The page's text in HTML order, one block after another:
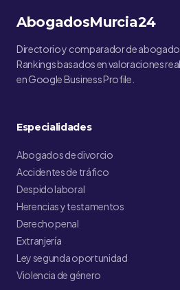
AbogadosMurcia24
Directorio y comparador de
Rankings basados en valoraciones
en Google Business Profile.
Especialidades
Abogados de divorcio
Accidentes de tráfico
Despido laboral
Herencias y testamentos
Derecho penal
Extranjería
Ley segunda oportunidad
Violencia de género